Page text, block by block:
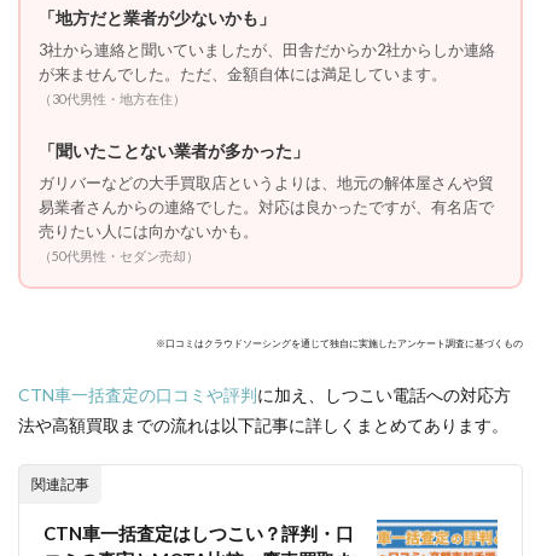
Web
サイ
トか
ら申
し込
6.2
📞 査
定日
時の
調整
（電
話・
🚙 実
車査
定と
価格
交渉
📝 売
「地方だと業者が少ないかも」
3社から連絡と聞いていましたが、田舎だからか2社からしか連絡
が来ませんでした。ただ、金額自体には満足しています。
（30代男性・地方在住）
「聞いたことない業者が多かった」
ガリバーなどの大手買取店というよりは、地元の解体屋さんや貿
易業者さんからの連絡でした。対応は良かったですが、有名店で
売りたい人には向かないかも。
（50代男性・セダン売却）
※口コミはクラウドソーシングを通じて独自に実施したアンケート調査に基づくもの
CTN車一括査定の口コミや評判に加え、しつこい電話への対応方
法や高額買取までの流れは以下記事に詳しくまとめてあります。
関連記事
CTN車一括査定はしつこい？評判・口